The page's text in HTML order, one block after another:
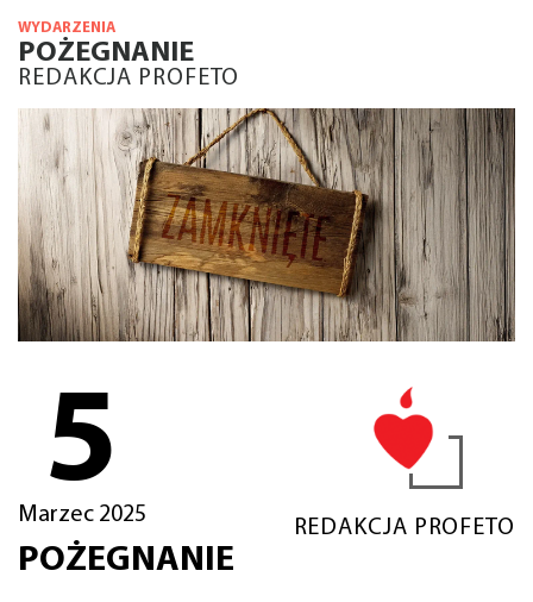
WYDARZENIA
POŻEGNANIE
REDAKCJA PROFETO
5
Marzec 2025
REDAKCJA PROFETO
POŻEGNANIE